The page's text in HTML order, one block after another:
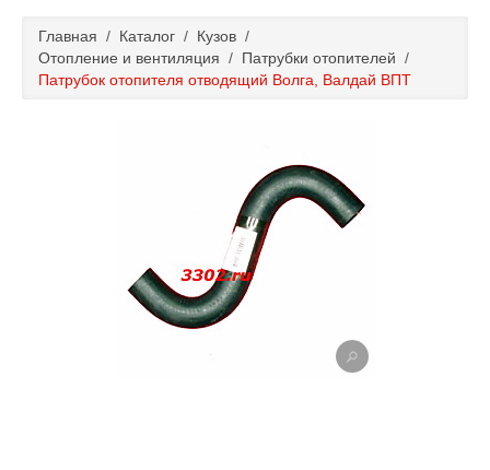
Каталог
Главная / Каталог / Кузов /
Отопление и вентиляция / Патрубки отопителей /
Патрубок отопителя отводящий Волга, Валдай ВПТ